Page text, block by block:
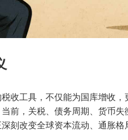
收工具，不仅能为国库增收
前，关税、债务周期、货币失
刻改变全球资本流动、通胀